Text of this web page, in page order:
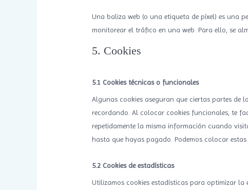
Una baliza web (o una etiqueta de píxel) es una
monitorear el tráfico en una web. Para ello, se
5. Cookies
5.1 Cookies técnicas o funcionales
Algunas cookies aseguran que ciertas partes de
recordando. Al colocar cookies funcionales, te
repetidamente la misma información cuando
hasta que hayas pagado. Podemos colocar
5.2 Cookies de estadísticas
Utilizamos cookies estadísticas para optimizar la